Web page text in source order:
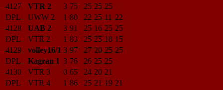
4127
VTR 2 3 75 25 25 25
DPL
UWW 2 1 80 22 25 11 22
4128
UAB 2 3 91 25 16 25 25
DPL
VTR 2 1 83 25 25 18 15
4129
volley16/1 3 97 27 20 25 25
DPL
Kagran 1 3 76 26 25 25
4130
VTR 3 0 65 24 20 21
DPL
VTR 4 1 86 25 21 19 21